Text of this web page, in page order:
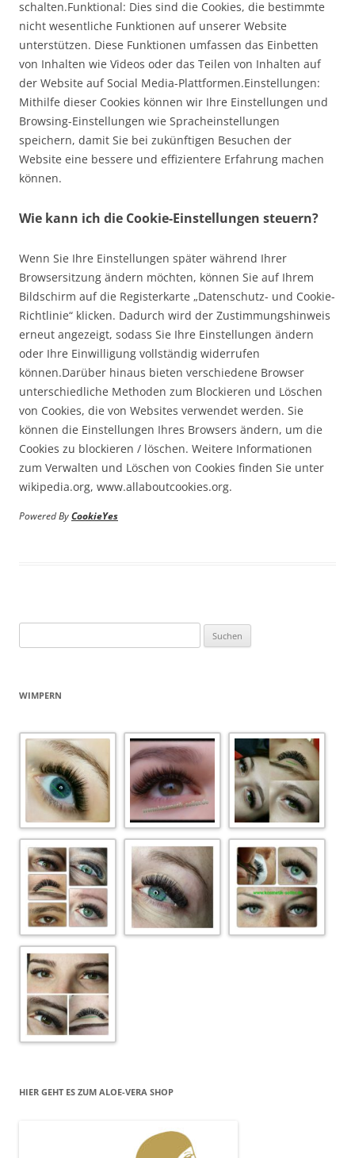
schalten.Funktional: Dies sind die Cookies, die bestimmte
nicht wesentliche Funktionen auf unserer Website
unterstützen. Diese Funktionen umfassen das Einbetten
von Inhalten wie Videos oder das Teilen von Inhalten auf
der Website auf Social Media-Plattformen.Einstellungen:
Mithilfe dieser Cookies können wir Ihre Einstellungen und
Browsing-Einstellungen wie Spracheinstellungen
speichern, damit Sie bei zukünftigen Besuchen der
Website eine bessere und effizientere Erfahrung machen
können.
Wie kann ich die Cookie-Einstellungen steuern?
Wenn Sie Ihre Einstellungen später während Ihrer
Browsersitzung ändern möchten, können Sie auf Ihrem
Bildschirm auf die Registerkarte „Datenschutz- und Cookie-
Richtlinie“ klicken. Dadurch wird der Zustimmungshinweis
erneut angezeigt, sodass Sie Ihre Einstellungen ändern
oder Ihre Einwilligung vollständig widerrufen
können.Darüber hinaus bieten verschiedene Browser
unterschiedliche Methoden zum Blockieren und Löschen
von Cookies, die von Websites verwendet werden. Sie
können die Einstellungen Ihres Browsers ändern, um die
Cookies zu blockieren / löschen. Weitere Informationen
zum Verwalten und Löschen von Cookies finden Sie unter
wikipedia.org, www.allaboutcookies.org.
Powered ByCookieYes
nach:
WIMPERN
HIER GEHT ES ZUM ALOE-VERA SHOP